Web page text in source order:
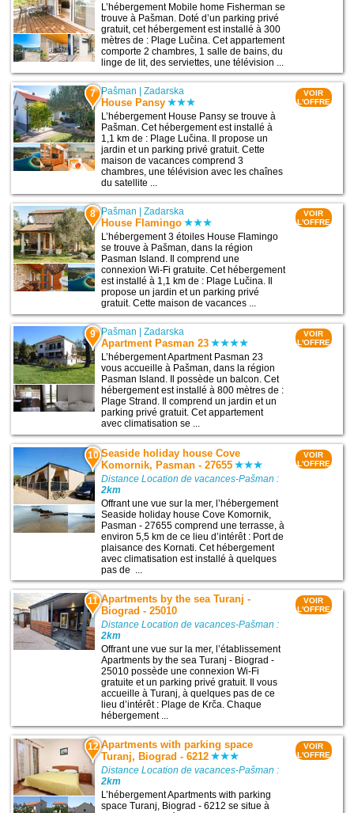
L’hébergement Mobile home Fisherman se
trouve à Pašman. Doté d’un parking privé
gratuit, cet hébergement est installé à 300
mètres de : Plage Lučina. Cet appartement
comporte 2 chambres, 1 salle de bains, du
linge de lit, des serviettes, une télévision ...
7 Pašman |Zadarska
House Pansy
L’hébergement House Pansy se trouve à
Pašman. Cet hébergement est installé à
1,1 km de : Plage Lučina. Il propose un
jardin et un parking privé gratuit. Cette
maison de vacances comprend 3
chambres, une télévision avec les chaînes
du satellite ...
VOIR
L'OFFRE
8 Pašman |Zadarska
House Flamingo
L’hébergement 3 étoiles House Flamingo
se trouve à Pašman, dans la région
Pasman Island. Il comprend une
connexion Wi-Fi gratuite. Cet hébergement
est installé à 1,1 km de : Plage Lučina. Il
propose un jardin et un parking privé
gratuit. Cette maison de vacances ...
VOIR
L'OFFRE
9 Pašman |Zadarska
Apartment Pasman 23
L’hébergement Apartment Pasman 23
vous accueille à Pašman, dans la région
Pasman Island. Il possède un balcon. Cet
hébergement est installé à 800 mètres de :
Plage Strand. Il comprend un jardin et un
parking privé gratuit. Cet appartement
avec climatisation se ...
VOIR
L'OFFRE
10 Seaside holiday house Cove
Komornik, Pasman - 27655
Distance Location de vacances-Pašman :
2km
Offrant une vue sur la mer, l’hébergement
Seaside holiday house Cove Komornik,
Pasman - 27655 comprend une terrasse, à
environ 5,5 km de ce lieu d’intérêt : Port de
plaisance des Kornati. Cet hébergement
avec climatisation est installé à quelques
pas de ...
VOIR
L'OFFRE
11 Apartments by the sea Turanj -
Biograd - 25010
Distance Location de vacances-Pašman :
2km
Offrant une vue sur la mer, l’établissement
Apartments by the sea Turanj - Biograd -
25010 possède une connexion Wi-Fi
gratuite et un parking privé gratuit. Il vous
accueille à Turanj, à quelques pas de ce
lieu d’intérêt : Plage de Krča. Chaque
hébergement ...
VOIR
L'OFFRE
12 Apartments with parking space
Turanj, Biograd - 6212
Distance Location de vacances-Pašman :
2km
L’hébergement Apartments with parking
space Turanj, Biograd - 6212 se situe à
VOIR
L'OFFRE